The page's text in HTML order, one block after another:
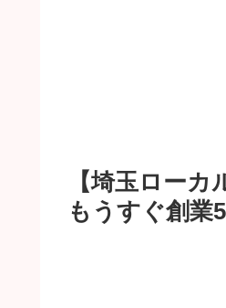
【埼玉ロー
もうすぐ創業